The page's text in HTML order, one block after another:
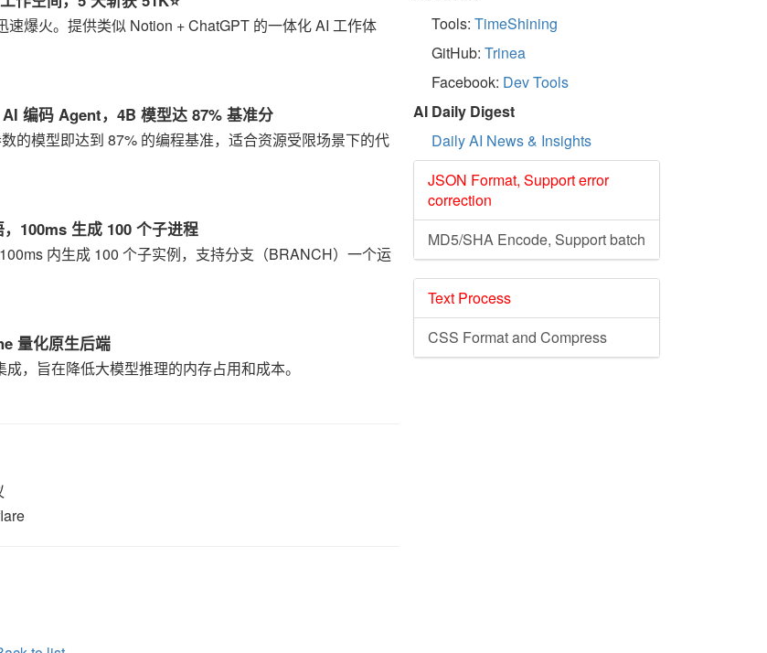
爆火。提供类似 Notion + ChatGPT 的一体化 AI 工作体
编码 Agent，4B 模型达 87% 基准分
的模型即达到 87% 的编程基准，适合资源受限场景下的代
100ms 生成 100 个子进程
内生成 100 个子实例，支持分支（BRANCH）一个运
量化原生后端
，旨在降低大模型推理的内存占用和成本。
Tools: TimeShining
GitHub: Trinea
Facebook: Dev Tools
AI Daily Digest
Daily AI News & Insights
JSON Format, Support error
correction
MD5/SHA Encode, Support batch
Text Process
CSS Format and Compress